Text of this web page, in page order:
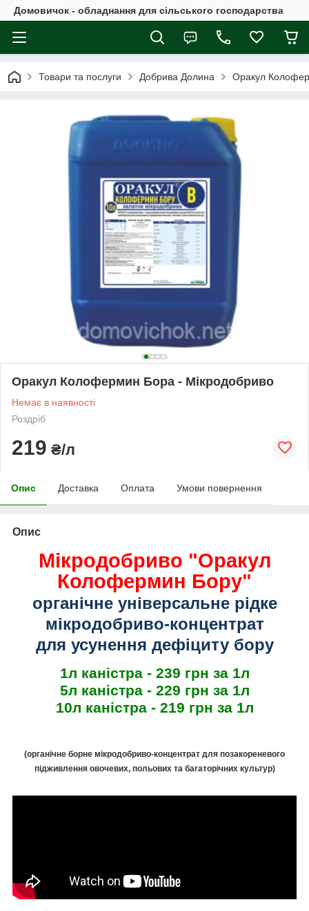
Домовичок - обладнання для сільського господарства
Товари та послуги Добрива Долина Оракул
Оракул Колофермин Бора - Мікродобриво
Немає в наявності
Роздріб
219 ₴/л
Опис Доставка Оплата Умови повернення
Опис
Мікродобриво "Оракул
Колофермин Бору"
органічне універсальне рідке
мікродобриво-концентрат
для усунення дефіциту бору
1л каністра - 239 грн за 1л
5л каністра - 229 грн за 1л
10л каністра - 219 грн за 1л
(органічне борне мікродобриво-концентрат для позакореневого
підживлення овочевих, польових та багаторічних культур)